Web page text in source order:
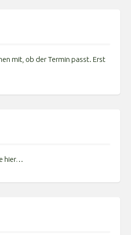
mit, ob der Termin passt. Erst
hier…